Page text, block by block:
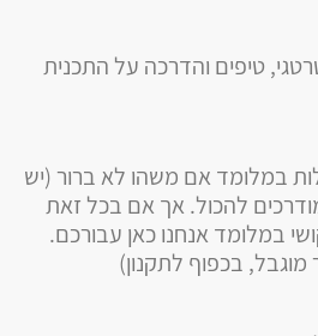
טיפים והדרכה על התכנית
במלומד אם משהו לא ברור (יש
להכול. אך אם בכל זאת
במלומד אנחנו כאן עבורכם.
בכפוף לתקנון)